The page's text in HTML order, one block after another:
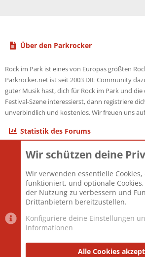
Über den Parkrocker
Rock im Park ist eines von Europas größten
Parkrocker.net ist seit 2003 DIE Community
guter Musik hast, dich für Rock im Park und
Festival-Szene interessierst, dann registriere
unverbindlich und kostenlos. Wir freuen uns
Statistik des Forums
Themen
Mitglieder
Neuestes Mitglied
Wir schützen deine
Wir verwenden essentielle
funktioniert, und optionale
der Nutzung zu verbessern und
Drittanbietern bereitzustellen.
Konfiguriere deine Einstellungen
Informationen
Alle Cookies